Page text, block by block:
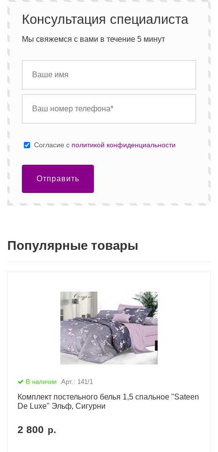
Консультация специалиста
Мы свяжемся с вами в течение 5 минут
Cогласие с политикой конфиденциальности
Отправить
Популярные товары
В наличии Арт.: 141/1
Комплект постельного белья 1,5 спальное "Sateen
De Luxe" Эльф, Сигурни
2 800 р.